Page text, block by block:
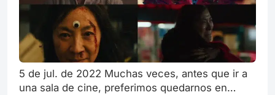
5 de jul. de 2022 Muchas veces, antes que ir a
una sala de cine, preferimos quedarnos en